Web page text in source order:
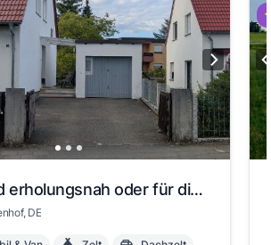
Stadt- und erholungsnah oder für die Durchreise
, DE